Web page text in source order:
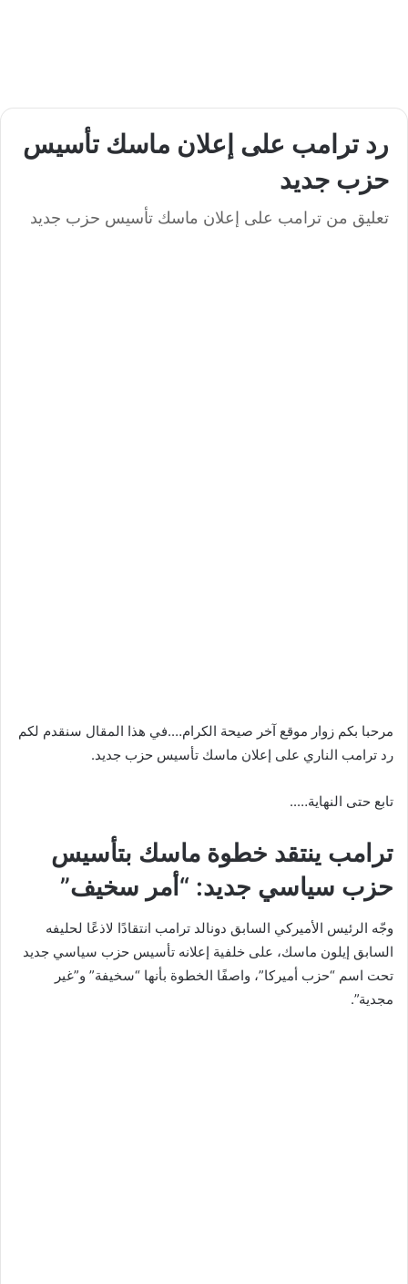
رد ترامب على إعلان ماسك تأسيس
حزب جديد
تعليق من ترامب على إعلان ماسك تأسيس حزب جديد
مرحبا بكم زوار موقع آخر صيحة الكرام….في هذا المقال سنقدم لكم
رد ترامب الناري على إعلان ماسك تأسيس حزب جديد.
تابع حتى النهاية…..
ترامب ينتقد خطوة ماسك بتأسيس
حزب سياسي جديد: “أمر سخيف”
وجّه الرئيس الأميركي السابق دونالد ترامب انتقادًا لاذعًا لحليفه
السابق إيلون ماسك، على خلفية إعلانه تأسيس حزب سياسي جديد
تحت اسم “حزب أميركا”، واصفًا الخطوة بأنها “سخيفة” و”غير
مجدية”.